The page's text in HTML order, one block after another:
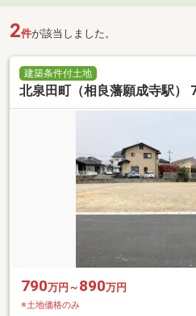
2件が該当しました。
建築条件付土地
北泉田町（相良藩願成寺駅）
790万円～ 890万円
※土地価格のみ